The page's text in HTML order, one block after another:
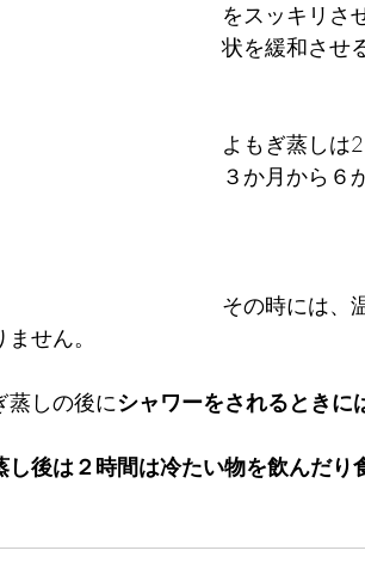
をスッキリさ
状を緩和させ
よもぎ蒸しは
３か月から６
その時には、
せん。
蒸しの後にシャワーをされるときに
し後は２時間は冷たい物を飲んだり